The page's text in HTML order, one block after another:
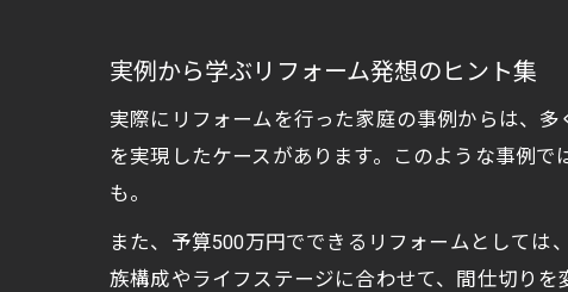
実例から学ぶリフォーム発想のヒント集
実際にリフォームを行った家庭の事例からは、
を実現したケースがあります。このような事例
も。
また、予算500万円でできるリフォームとしては
族構成やライフステージに合わせて、間仕切りを